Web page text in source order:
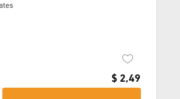
$ 2,49